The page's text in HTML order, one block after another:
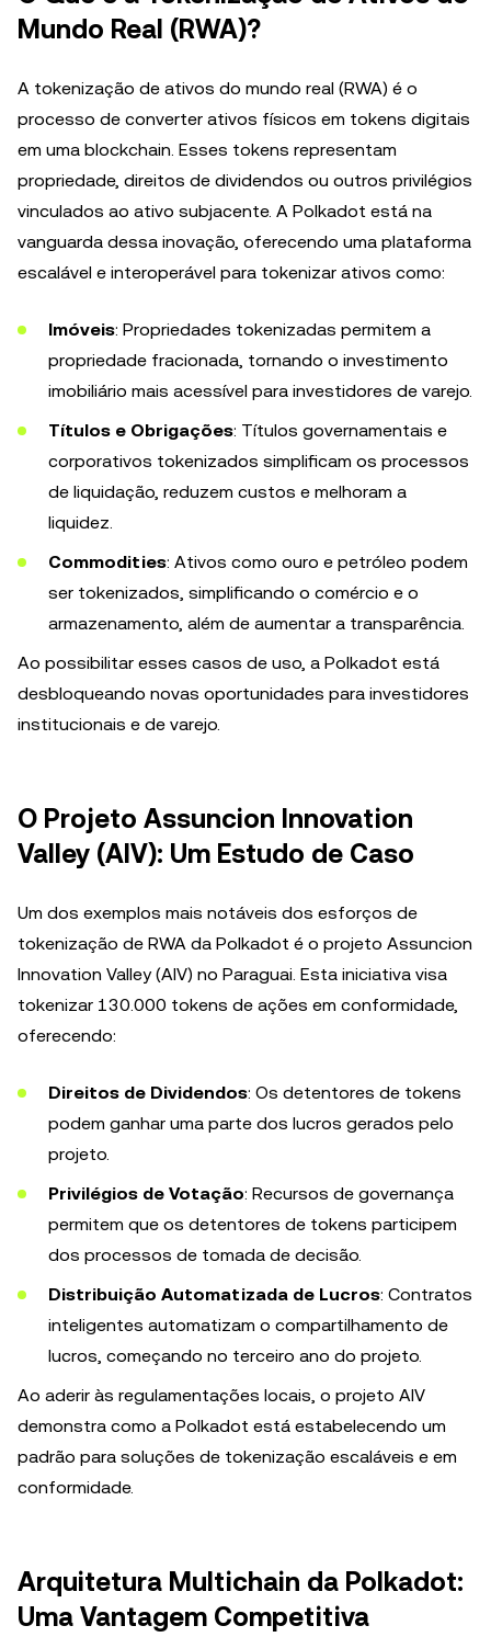
Mundo Real (RWA)?
A tokenização de ativos do mundo real (RWA) é o
processo de converter ativos físicos em tokens digitais
em uma blockchain. Esses tokens representam
propriedade, direitos de dividendos ou outros privilégios
vinculados ao ativo subjacente. A Polkadot está na
vanguarda dessa inovação, oferecendo uma plataforma
escalável e interoperável para tokenizar ativos como:
Imóveis: Propriedades tokenizadas permitem a
propriedade fracionada, tornando o investimento
imobiliário mais acessível para investidores de varejo.
Títulos e Obrigações: Títulos governamentais e
corporativos tokenizados simplificam os processos
de liquidação, reduzem custos e melhoram a
liquidez.
Commodities: Ativos como ouro e petróleo podem
ser tokenizados, simplificando o comércio e o
armazenamento, além de aumentar a transparência.
Ao possibilitar esses casos de uso, a Polkadot está
desbloqueando novas oportunidades para investidores
institucionais e de varejo.
O Projeto Assuncion Innovation
Valley (AIV): Um Estudo de Caso
Um dos exemplos mais notáveis dos esforços de
tokenização de RWA da Polkadot é o projeto Assuncion
Innovation Valley (AIV) no Paraguai. Esta iniciativa visa
tokenizar 130.000 tokens de ações em conformidade,
oferecendo:
Direitos de Dividendos: Os detentores de tokens
podem ganhar uma parte dos lucros gerados pelo
projeto.
Privilégios de Votação: Recursos de governança
permitem que os detentores de tokens participem
dos processos de tomada de decisão.
Distribuição Automatizada de Lucros: Contratos
inteligentes automatizam o compartilhamento de
lucros, começando no terceiro ano do projeto.
Ao aderir às regulamentações locais, o projeto AIV
demonstra como a Polkadot está estabelecendo um
padrão para soluções de tokenização escaláveis e em
conformidade.
Arquitetura Multichain da Polkadot:
Uma Vantagem Competitiva